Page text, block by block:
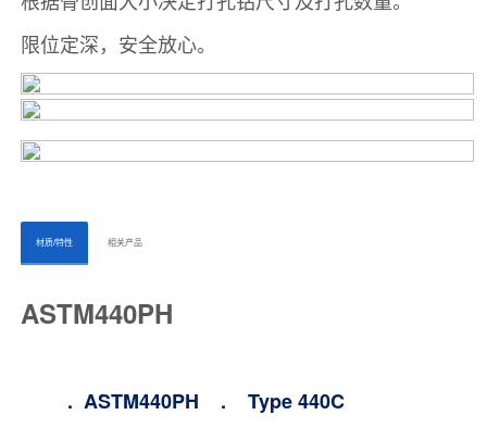
ㅤㅤ材质/特性ㅤㅤ ㅤㅤ相关产品ㅤㅤㅤ